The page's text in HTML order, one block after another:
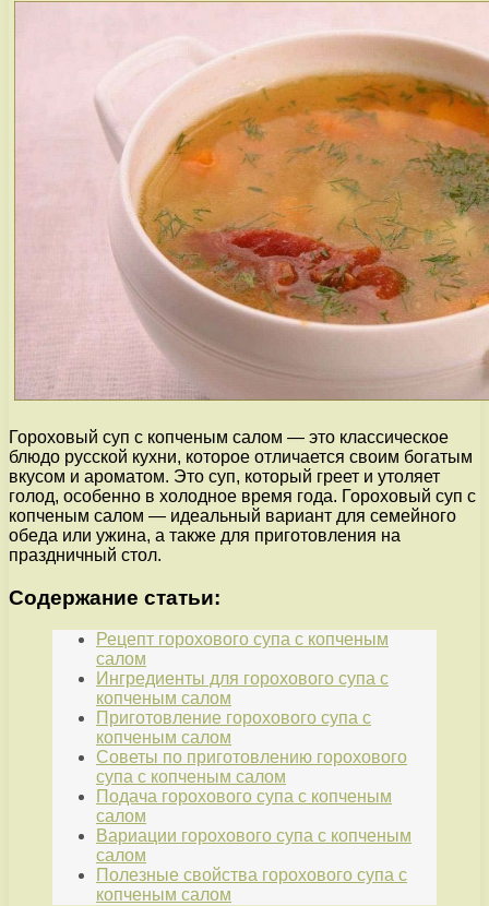
Гороховый суп с копченым салом — это классическое
блюдо русской кухни, которое отличается своим богатым
вкусом и ароматом. Это суп, который греет и утоляет
голод, особенно в холодное время года. Гороховый суп с
копченым салом — идеальный вариант для семейного
обеда или ужина, а также для приготовления на
праздничный стол.
Содержание статьи:
Рецепт горохового супа с копченым
салом
Ингредиенты для горохового супа с
копченым салом
Приготовление горохового супа с
копченым салом
Советы по приготовлению горохового
супа с копченым салом
Подача горохового супа с копченым
салом
Вариации горохового супа с копченым
салом
Полезные свойства горохового супа с
копченым салом